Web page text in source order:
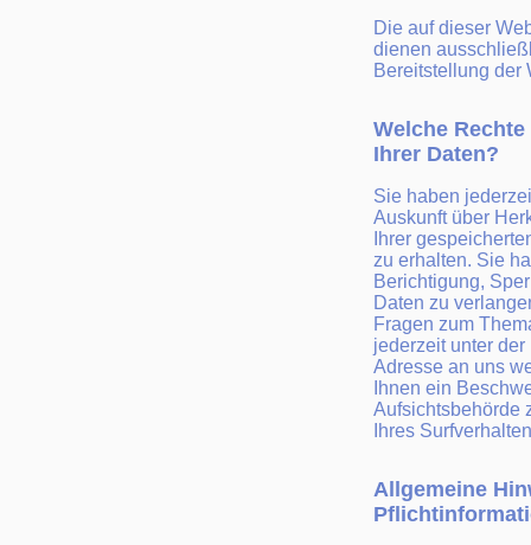
Die auf dieser
dienen
Bereitstellung der
Welche
Ihrer Daten?
Sie haben
Auskunft über
Ihrer
zu erhalten. Sie
Berichtigung,
Daten zu
Fragen zum
jederzeit unter
Adresse an uns
Ihnen ein
Aufsichtsbehörde
Ihres
Allgemeine